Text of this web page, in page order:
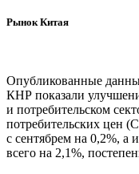
Рынок Китая
Опубликованные
КНР показали
и потребительском
потребительских цен
с сентябрем на 0,2%, а
всего на 2,1%,